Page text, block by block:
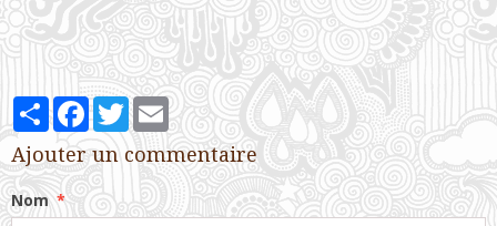
PartagerFacebook
TwitterEmail
Ajouter un commentaire
Nom